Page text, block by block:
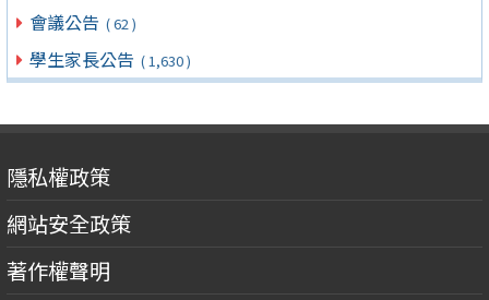
會議公告 ( 62 )
學生家長公告 ( 1,630 )
隱私權政策
網站安全政策
著作權聲明